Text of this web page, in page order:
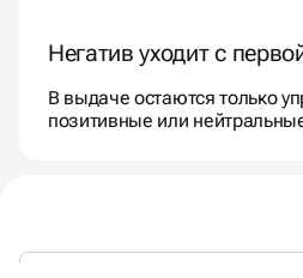
Негатив уходит с
В выдаче остаются только
позитивные или